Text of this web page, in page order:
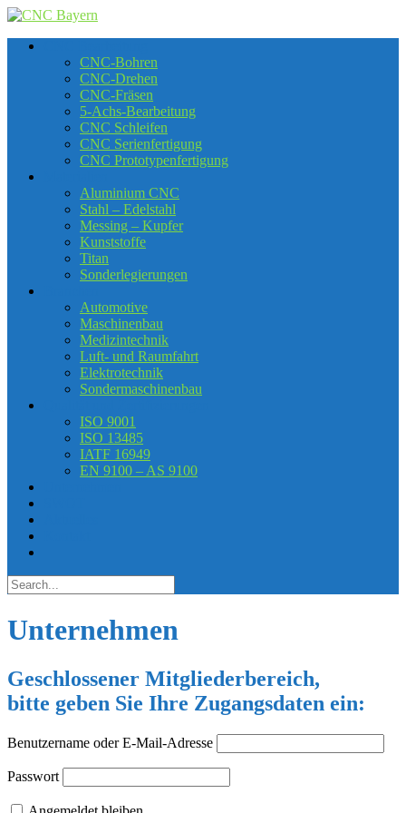
Skip
content
CNC-Bohren
CNC-Drehen
CNC-Fräsen
5-Achs-Bearbeitung
CNC Schleifen
CNC Serienfertigung
CNC Prototypenfertigung
Aluminium CNC
Stahl – Edelstahl
Messing – Kupfer
Kunststoffe
Titan
Sonderlegierungen
Automotive
Maschinenbau
Medizintechnik
Luft- und Raumfahrt
Elektrotechnik
Sondermaschinenbau
ISO 9001
ISO 13485
IATF 16949
EN 9100 – AS 9100
Unternehmen
Geschlossener Mitgliederbereich,
bitte geben Sie Ihre Zugangsdaten ein:
Benutzername oder E-Mail-Adresse
Passwort